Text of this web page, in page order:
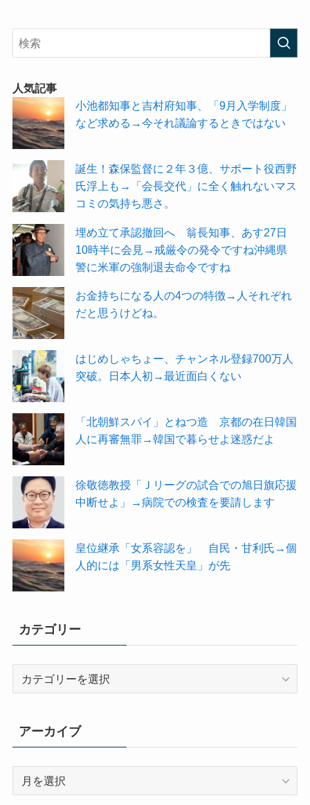
人気記事
小池都知事と吉村府知事、「9月入学制度」
など求める→今それ議論するときではない
誕生！森保監督に２年３億、サポート役西野
氏浮上も→「会長交代」に全く触れないマス
コミの気持ち悪さ。
埋め立て承認撤回へ 翁長知事、あす27日
10時半に会見→戒厳令の発令ですね沖縄県
警に米軍の強制退去命令ですね
お金持ちになる人の4つの特徴→人それぞれ
だと思うけどね。
はじめしゃちょー、チャンネル登録700万人
突破。日本人初→最近面白くない
「北朝鮮スパイ」とねつ造 京都の在日韓国
人に再審無罪→韓国で暮らせよ迷惑だよ
徐敬徳教授「Ｊリーグの試合での旭日旗応援
中断せよ」→病院での検査を要請します
皇位継承「女系容認を」 自民・甘利氏→個
人的には「男系女性天皇」が先
カテゴリー
リ
ー
アーカイブ